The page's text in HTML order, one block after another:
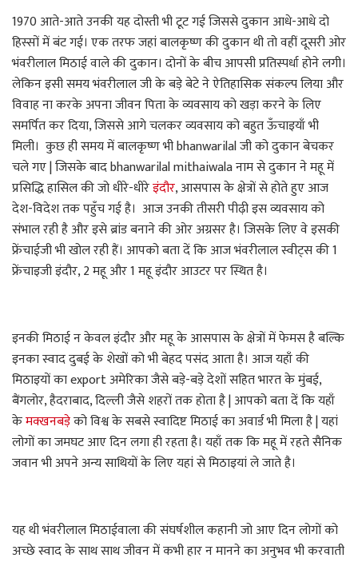
1970 आते-आते उनकी यह दोस्ती भी टूट गई जिससे दुकान आधे-आधे दो
हिस्सों में बंट गई। एक तरफ जहां बालकृष्ण की दुकान थी तो वहीं दूसरी ओर
भंवरीलाल मिठाई वाले की दुकान। दोनों के बीच आपसी प्रतिस्पर्धा होने लगी।
लेकिन इसी समय भंवरीलाल जी के बड़े बेटे ने ऐतिहासिक संकल्प लिया और
विवाह ना करके अपना जीवन पिता के व्यवसाय को खड़ा करने के लिए
समर्पित कर दिया, जिससे आगे चलकर व्यवसाय को बहुत ऊँचाइयाँ भी
मिली। कुछ ही समय में बालकृष्ण भी bhanwarilal जी को दुकान बेचकर
चले गए | जिसके बाद bhanwarilal mithaiwala नाम से दुकान ने महू में
प्रसिद्धि हासिल की जो धीरे-धीरेइंदौर, आसपास के क्षेत्रों से होते हुए आज
देश-विदेश तक पहुँच गई है। आज उनकी तीसरी पीढ़ी इस व्यवसाय को
संभाल रही है और इसे ब्रांड बनाने की ओर अग्रसर है। जिसके लिए वे इसकी
फ्रेंचाईजी भी खोल रही हैं। आपको बता दें कि आज भंवरीलाल स्वीट्स की 1
फ्रेंचाइजी इंदौर, 2 महू और 1 महू इंदौर आउटर पर स्थित है।
इनकी मिठाई न केवल इंदौर और महू के आसपास के क्षेत्रों में फेमस है बल्कि
इनका स्वाद दुबई के शेखों को भी बेहद पसंद आता है। आज यहाँ की
मिठाइयों का export अमेरिका जैसे बड़े-बड़े देशों सहित भारत के मुंबई,
बैंगलोर, हैदराबाद, दिल्ली जैसे शहरों तक होता है | आपको बता दें कि यहाँ
केमक्खनबड़ेको विश्व के सबसे स्वादिष्ट मिठाई का अवार्ड भी मिला है | यहां
लोगों का जमघट आए दिन लगा ही रहता है। यहाँ तक कि महू में रहते सैनिक
जवान भी अपने अन्य साथियों के लिए यहां से मिठाइयां ले जाते है।
यह थी भंवरीलाल मिठाईवाला की संघर्षशील कहानी जो आए दिन लोगों को
अच्छे स्वाद के साथ साथ जीवन में कभी हार न मानने का अनुभव भी करवाती